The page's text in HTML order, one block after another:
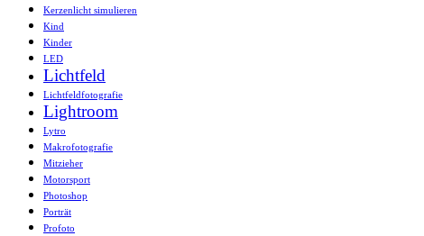
Kerzenlicht simulieren
Kind
Kinder
LED
Lichtfeld
Lichtfeldfotografie
Lightroom
Lytro
Makrofotografie
Mitzieher
Motorsport
Photoshop
Porträt
Profoto